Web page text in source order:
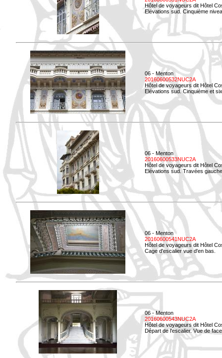
Hôtel de voyageurs dit Hôtel
Elévations sud. Cinquième
06 - Menton
20160600532NUC2A
Hôtel de voyageurs dit Hôtel
Elévations sud. Cinquième et
06 - Menton
20160600533NUC2A
Hôtel de voyageurs dit Hôtel
Elévations sud. Travées
06 - Menton
20160600541NUC2A
Hôtel de voyageurs dit Hôtel
Cage d'escalier vue d'en bas.
06 - Menton
20160600543NUC2A
Hôtel de voyageurs dit Hôtel
Départ de l'escalier. Vue de